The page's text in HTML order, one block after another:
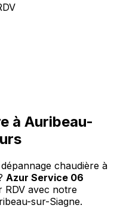
à Auribeau-
chaudière à
Azur Service 06
RDV avec notre
sur-Siagne.